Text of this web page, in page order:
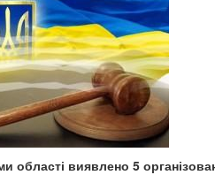
області виявлено 5